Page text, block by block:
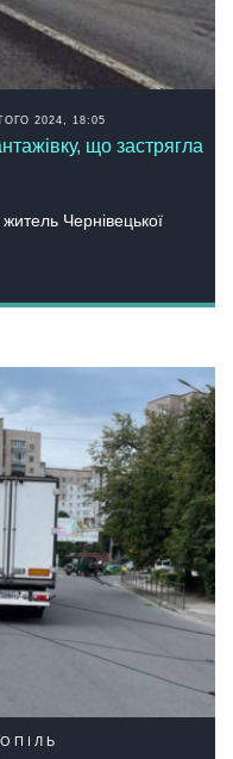
2024, 18:05
що застрягла
Чернівецької